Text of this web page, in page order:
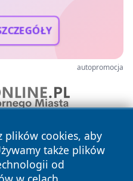
autopromocja
plików cookies, aby
także plików
od